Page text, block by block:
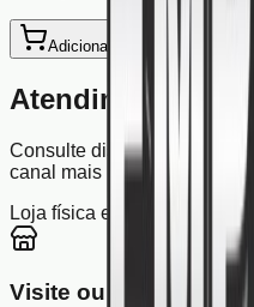
Adicionar ao Carrinho
Atendimento e
Consulte disponibilidade,
canal mais prático para o
Loja física em Sao Paulo
Visite ou fale conosco